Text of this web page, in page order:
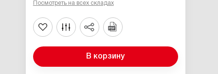
Посмотреть на всех складах
В корзину